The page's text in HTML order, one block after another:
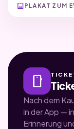
image PLAKAT ZUM
smartphone
Nach dem
in der App —
Erinnerung